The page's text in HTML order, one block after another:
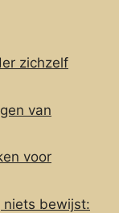
zichzelf
van
voor
niets bewijst: